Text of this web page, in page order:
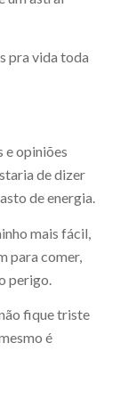
pra vida toda
e opiniões
de dizer
de energia.
mais fácil,
para comer,
perigo.
fique triste
é